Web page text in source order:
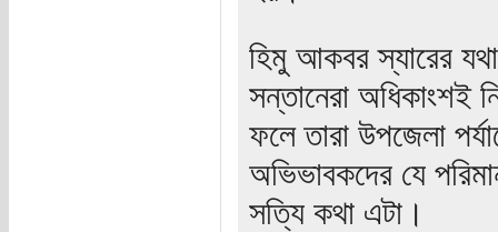
হিমু আকবর স্যারের
সন্তানেরা অধিকাংশই
ফলে তারা উপজেলা
অভিভাবকদের যে
সত্যি কথা এটা।